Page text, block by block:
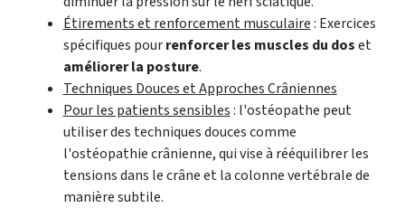
Étirements et renforcement musculaire: Exercices
spécifiques pourrenforcer les muscles du doset
améliorer la posture.
Techniques Douces et Approches Crâniennes
Pour les patients sensibles: l'ostéopathe peut
utiliser des techniques douces comme
l'ostéopathie crânienne, qui vise à rééquilibrer les
tensions dans le crâne et la colonne vertébrale de
manière subtile.